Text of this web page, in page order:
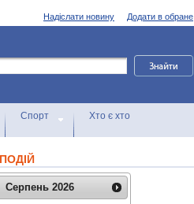
Додати в обране
Надіслати новину
Спорт Хто є хто
Серпень 2026